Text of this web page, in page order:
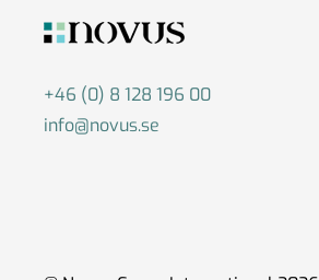
+46 (0) 8 128 196 00
info@novus.se